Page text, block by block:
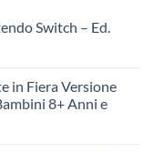
Switch – Ed.
in Fiera Versione
8+ Anni e